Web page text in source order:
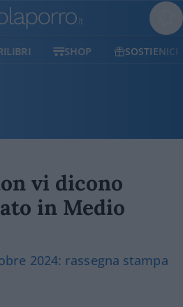
SHOP SOSTIENICI
vi dicono
in Medio
2024: rassegna stampa